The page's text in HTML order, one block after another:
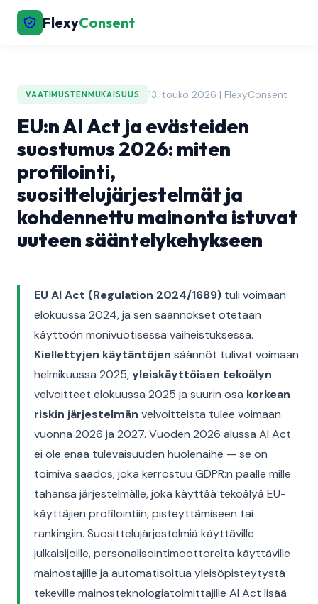
FlexyConsent
VAATIMUSTENMUKAISUUS 13. touko 2026 | FlexyConsent
EU:n AI Act ja evästeiden
suostumus 2026: miten
profilointi,
suosittelujärjestelmät ja
kohdennettu mainonta istuvat
uuteen sääntelykehykseen
EU AI Act (Regulation 2024/1689) tuli voimaan
elokuussa 2024, ja sen säännökset otetaan
käyttöön monivuotisessa vaiheistuksessa.
Kiellettyjen käytäntöjen säännöt tulivat voimaan
helmikuussa 2025,yleiskäyttöisen tekoälyn
velvoitteet elokuussa 2025 ja suurin osa korkean
riskin järjestelmän velvoitteista tulee voimaan
vuonna 2026 ja 2027. Vuoden 2026 alussa AI Act
ei ole enää tulevaisuuden huolenaihe — se on
toimiva säädös, joka kerrostuu GDPR:n päälle mille
tahansa järjestelmälle, joka käyttää tekoälyä EU-
käyttäjien profilointiin, pisteyttämiseen tai
rankingiin. Suosittelujärjestelmiä käyttäville
julkaisijoille, personalisointimoottoreita käyttäville
mainostajille ja automatisoitua yleisöpisteytystä
tekeville mainosteknologiatoimittajille AI Act lisää